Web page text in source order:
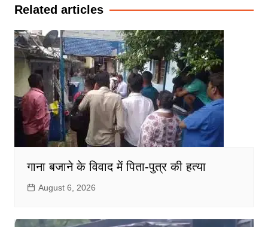
Related articles
गाना बजाने के विवाद में पिता-पुत्र की हत्या
August 6, 2026